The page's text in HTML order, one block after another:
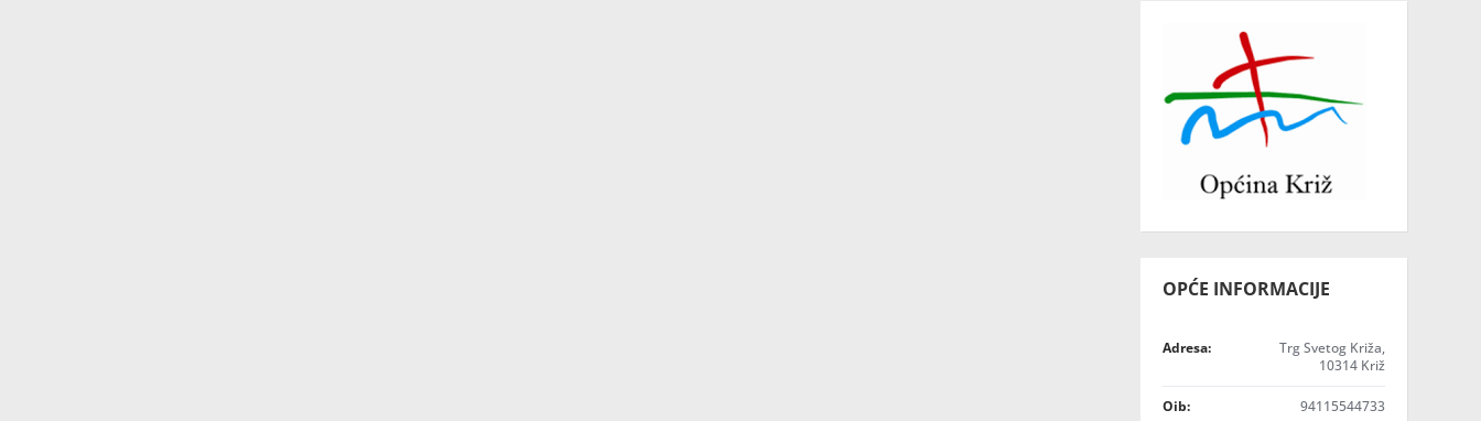
OPĆE INFORMACIJE
Adresa:
Trg Svetog Križa,
10314 Križ
Oib: 94115544733